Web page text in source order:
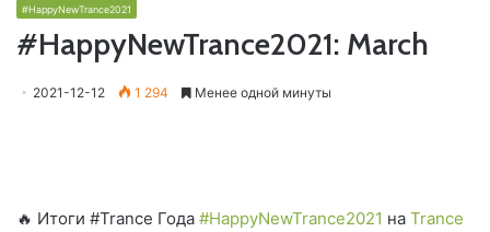
#HappyNewTrance2021
#HappyNewTrance2021: March
2021-12-12 1 294 Менее одной минуты
🔥 Итоги #Trance Года #HappyNewTrance2021 на Trance